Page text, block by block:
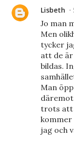
Lisbeth
Jo man
Men
tycker
att de
bildas.
Man
trots att
kommer
jag och